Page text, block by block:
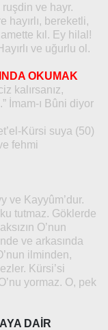
ve hayr.
hayırlı, bereketli,
kıl. Ey hilal!
ve uğurlu ol.
OKUMAK
kalırsanız,
İmam-ı Bûni diyor
Kürsi suya (50)
fehmi
ve Kayyûm’dur.
tutmaz. Göklerde
O’nun
ve arkasında
ilminden,
Kürsi’si
yormaz. O, pek
DAİR